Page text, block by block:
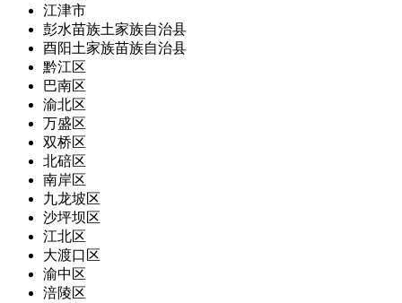
江津市
彭水苗族土家族自治县
酉阳土家族苗族自治县
黔江区
巴南区
渝北区
万盛区
双桥区
北碚区
南岸区
九龙坡区
沙坪坝区
江北区
大渡口区
渝中区
涪陵区